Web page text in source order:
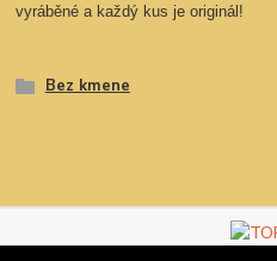
vyráběné a každý kus je originál!
Bez kmene